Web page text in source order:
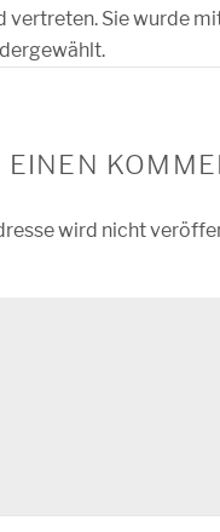
vertreten. Sie wurde
EINEN
wird nicht